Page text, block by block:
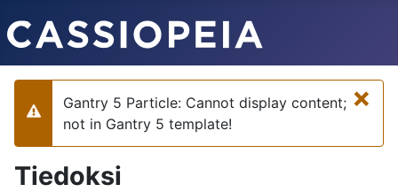
×
Varoitus
Gantry 5 Particle: Cannot display content;
not in Gantry 5 template!
Tiedoksi